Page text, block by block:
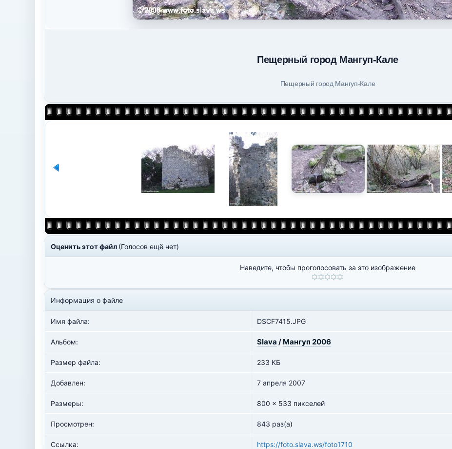
Пещерный город Мангуп-Кале
Пещерный город Мангуп-Кале
Оценить этот файл (Голосов ещё нет)
Наведите, чтобы проголосовать за это изображение
Информация о файле
Имя файла: DSCF7415.JPG
Альбом: Slava / Мангуп 2006
Размер файла: 233 КБ
Добавлен: 7 апреля 2007
Размеры: 800 x 533 пикселей
Просмотрен: 843 раз(а)
Ссылка: https://foto.slava.ws/foto1710